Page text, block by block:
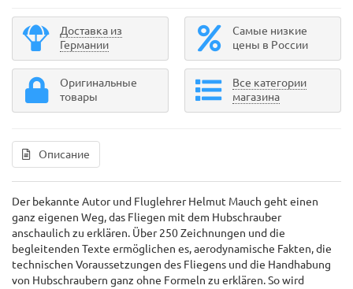
Доставка из
Германии
Самые низкие
цены в России
Оригинальные
товары
Все категории
магазина
Описание
Der bekannte Autor und Fluglehrer Helmut Mauch geht einen
ganz eigenen Weg, das Fliegen mit dem Hubschrauber
anschaulich zu erklären. Über 250 Zeichnungen und die
begleitenden Texte ermöglichen es, aerodynamische Fakten, die
technischen Voraussetzungen des Fliegens und die Handhabung
von Hubschraubern ganz ohne Formeln zu erklären. So wird